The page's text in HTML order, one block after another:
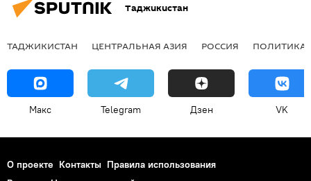
Таджикистан
ТАДЖИКИСТАН ЦЕНТРАЛЬНАЯ АЗИЯ РОССИЯ ПОЛИТИКА
Макс Telegram Дзен VK
О проекте Контакты Правила использования